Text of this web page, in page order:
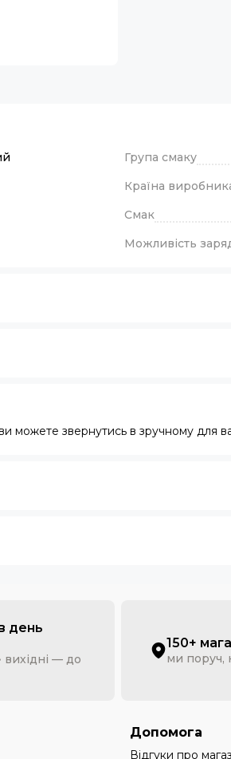
Група смаку
Країна
Смак
Можливість
можете звернутись в зручному для
день
вихідні — до
150+
ми поруч,
Допомога
Відгуки про